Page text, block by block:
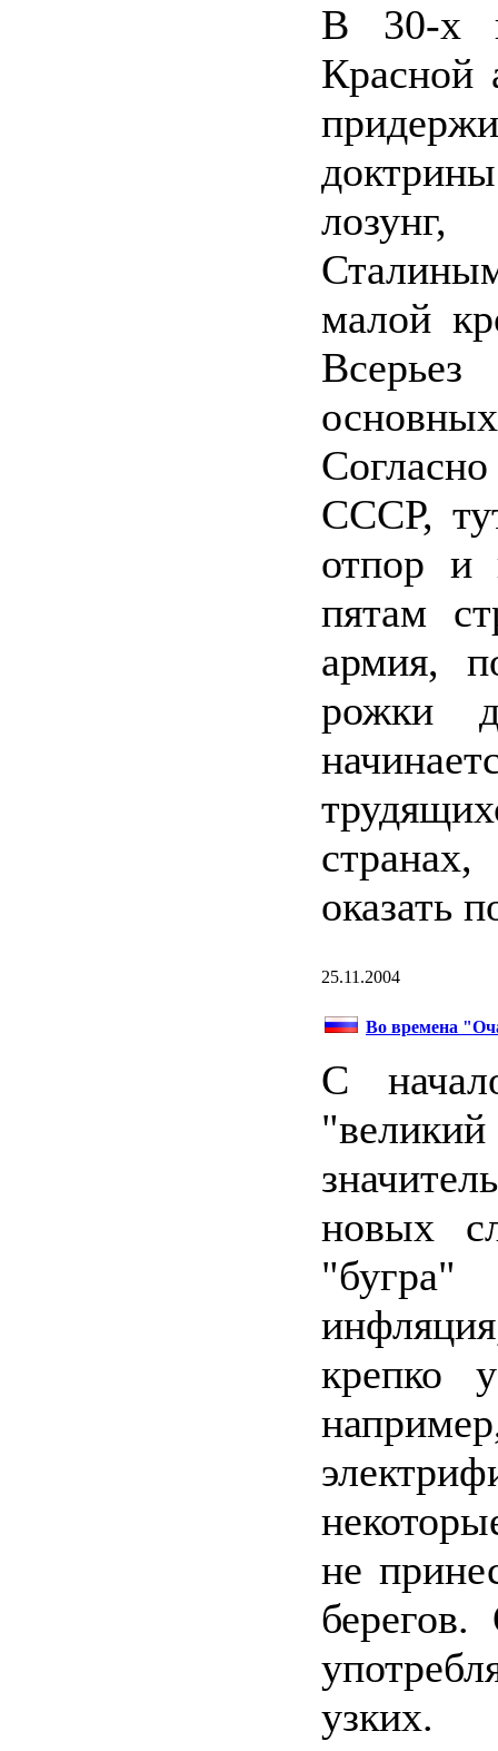
В 30-х
Красной
малой
Всерьез
СССР,
отпор и
пятам
армия,
рожки
оказать
25.11.2004
Во времена
С
новых
крепко
не
узких.